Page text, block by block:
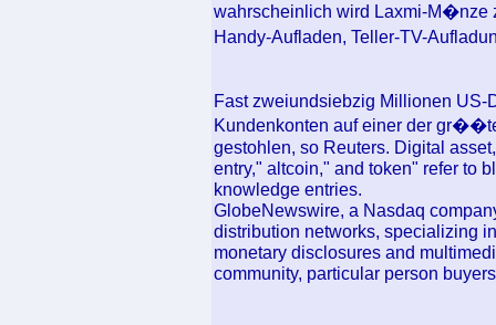
wahrscheinlich wird Laxmi-M�nze
Handy-Aufladen, Teller-TV-
Fast zweiundsiebzig Millionen US-
Kundenkonten auf einer der
gestohlen, so Reuters. Digital
entry," altcoin," and token" refer to
knowledge entries.
GlobeNewswire, a Nasdaq
distribution networks, specializing
monetary disclosures and
community, particular person